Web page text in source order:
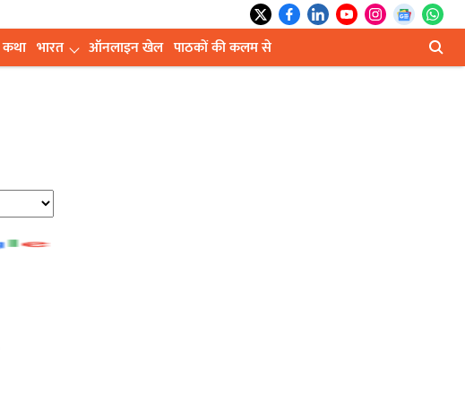
कथा भारत ऑनलाइन खेल पाठकों की कलम से